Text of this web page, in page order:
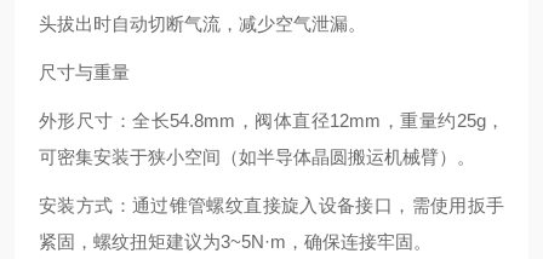
头拔出时自动切断气流，减少空气泄漏。
尺寸与重量
外形尺寸：全长54.8mm，阀体直径12mm，重量约25g，
可密集安装于狭小空间（如半导体晶圆搬运机械臂）。
安装方式：通过锥管螺纹直接旋入设备接口，需使用扳手
紧固，螺纹扭矩建议为3~5N·m，确保连接牢固。